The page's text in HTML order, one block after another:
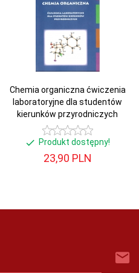
Chemia organiczna ćwiczenia
laboratoryjne dla studentów
kierunków przyrodniczych
Produkt dostępny!
23,90 PLN